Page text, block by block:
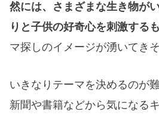
然には、さまざまな生き物が
りと子供の好奇心を刺激する
マ探しのイメージが湧いてきそ
いきなりテーマを決めるのが
新聞や書籍などから気になる